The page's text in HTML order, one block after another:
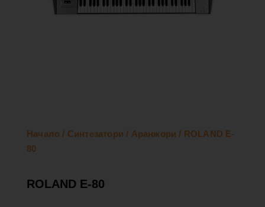
Начало / Синтезатори / Аранжори / ROLAND E-
80
ROLAND E-80